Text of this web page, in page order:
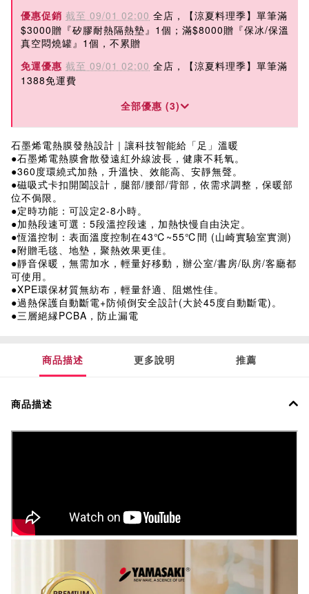
優惠促銷 截至 09/01 02:00 全店，【涼夏料理季】單筆滿
$3000贈『矽膠耐熱隔熱墊』1個；滿$8000贈『保冰/保溫
真空悶燒罐』1個，不累贈
免運優惠 截至 09/01 02:00 全店，【涼夏料理季】單筆滿
1388免運費
全部優惠 (3)
石墨烯電熱膜發熱設計｜讓科技智能給「足」溫暖
●石墨烯電熱膜會散發遠紅外線波長，健康不耗氧。
●360度環繞式加熱，升溫快、效能高、安靜無聲。
●磁吸式卡扣開闔設計，腿部/腰部/背部，依需求調整，保暖部
位不侷限。
●定時功能：可設定2-8小時。
●加熱段速可選：5段溫控段速，加熱快慢自由決定。
●恆溫控制：表面溫度控制在43℃~55℃間 (山崎實驗室實測)
●附贈毛毯、地墊，聚熱效果更佳。
●靜音保暖，無需加水，輕量好移動，辦公室/書房/臥房/客廳都
可使用。
●XPE環保材質無紡布，輕量舒適、阻燃性佳。
●過熱保護自動斷電+防傾倒安全設計(大於45度自動斷電)。
●三層絕縁PCBA，防止漏電
商品描述 更多說明 推薦
商品描述